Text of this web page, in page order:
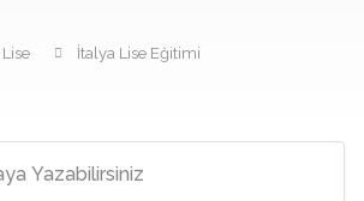
Lise İtalya Lise Eğitimi